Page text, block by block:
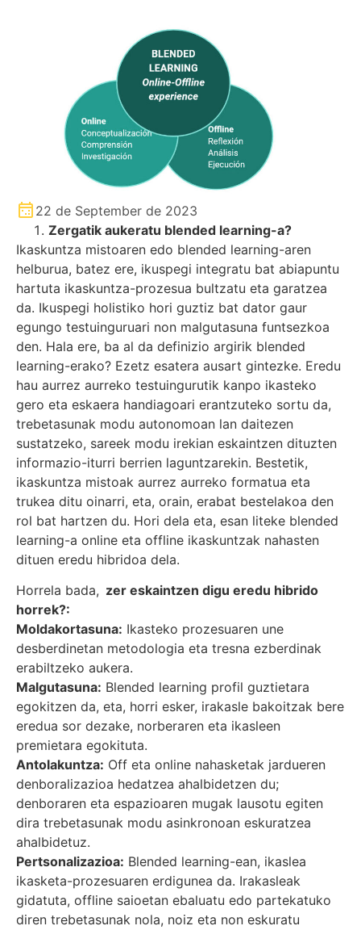
22 de September de 2023
Zergatik aukeratu blended learning-a?
Ikaskuntza mistoaren edo blended learning-aren
helburua, batez ere, ikuspegi integratu bat abiapuntu
hartuta ikaskuntza-prozesua bultzatu eta garatzea
da. Ikuspegi holistiko hori guztiz bat dator gaur
egungo testuinguruari non malgutasuna funtsezkoa
den. Hala ere, ba al da definizio argirik blended
learning-erako? Ezetz esatera ausart gintezke. Eredu
hau aurrez aurreko testuingurutik kanpo ikasteko
gero eta eskaera handiagoari erantzuteko sortu da,
trebetasunak modu autonomoan lan daitezen
sustatzeko, sareek modu irekian eskaintzen dituzten
informazio-iturri berrien laguntzarekin. Bestetik,
ikaskuntza mistoak aurrez aurreko formatua eta
trukea ditu oinarri, eta, orain, erabat bestelakoa den
rol bat hartzen du. Hori dela eta, esan liteke blended
learning-a online eta offline ikaskuntzak nahasten
dituen eredu hibridoa dela.
Horrela bada, zer eskaintzen digu eredu hibrido
horrek?:
Moldakortasuna: Ikasteko prozesuaren une
desberdinetan metodologia eta tresna ezberdinak
erabiltzeko aukera.
Malgutasuna: Blended learning profil guztietara
egokitzen da, eta, horri esker, irakasle bakoitzak bere
eredua sor dezake, norberaren eta ikasleen
premietara egokituta.
Antolakuntza: Off eta online nahasketak jardueren
denboralizazioa hedatzea ahalbidetzen du;
denboraren eta espazioaren mugak lausotu egiten
dira trebetasunak modu asinkronoan eskuratzea
ahalbidetuz.
Pertsonalizazioa: Blended learning-ean, ikaslea
ikasketa-prozesuaren erdigunea da. Irakasleak
gidatuta, offline saioetan ebaluatu edo partekatuko
diren trebetasunak nola, noiz eta non eskuratu